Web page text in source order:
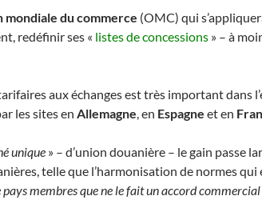
mondiale du commerce (OMC) qui
redéfinir ses « listes de concessions » – à
aux échanges est très important
les sites en Allemagne, en Espagne et en
unique » – d’union douanière – le gain passe
telle que l’harmonisation de normes
membres que ne le fait un accord